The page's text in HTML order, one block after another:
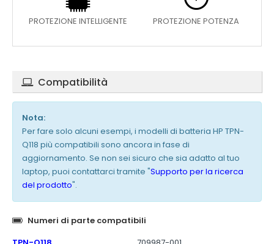
PROTEZIONE INTELLIGENTE PROTEZIONE POTENZA
Compatibilità
Nota:
Per fare solo alcuni esempi, i modelli di batteria HP TPN-
Q118 più compatibili sono ancora in fase di
aggiornamento. Se non sei sicuro che sia adatto al tuo
laptop, puoi contattarci tramite "Supporto per la ricerca
del prodotto".
Numeri di parte compatibili